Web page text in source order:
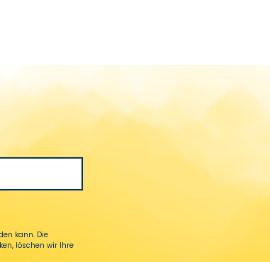
kann. Die
löschen wir Ihre